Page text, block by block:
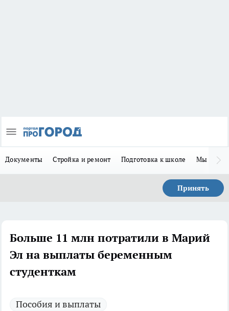
Документы Стройка и ремонт Подготовка к школе Мы в MAX
Принять
Больше 11 млн потратили в Марий
Эл на выплаты беременным
студенткам
Пособия и выплаты